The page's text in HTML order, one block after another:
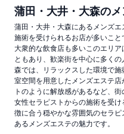
蒲田・大井・大森の
蒲田・大井・大森にあるメンズ
施術を受けられるお店が多いこ
大衆的な飲食店も多いこのエリ
ともあり、歓楽街を中心に多く
森では、リラックスした環境で
室空間を用意したメンズエステ
トのように解放感があるなど、
女性セラピストからの施術を受
徴に合う穏やかな雰囲気のセラ
あるメンズエステの魅力です。